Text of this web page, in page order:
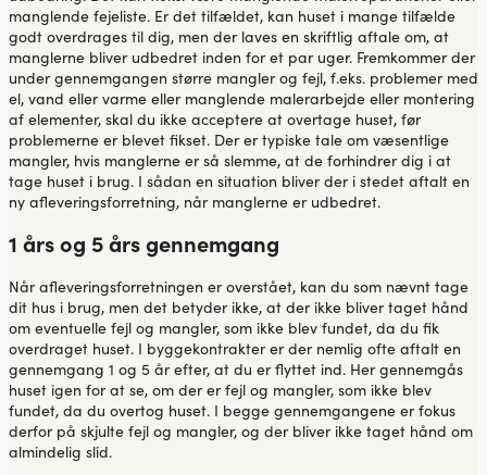
manglende fejeliste. Er det tilfældet, kan huset i mange tilfælde
godt overdrages til dig, men der laves en skriftlig aftale om, at
manglerne bliver udbedret inden for et par uger. Fremkommer der
under gennemgangen større mangler og fejl, f.eks. problemer med
el, vand eller varme eller manglende malerarbejde eller montering
af elementer, skal du ikke acceptere at overtage huset, før
problemerne er blevet fikset. Der er typiske tale om væsentlige
mangler, hvis manglerne er så slemme, at de forhindrer dig i at
tage huset i brug. I sådan en situation bliver der i stedet aftalt en
ny afleveringsforretning, når manglerne er udbedret.
1 års og 5 års gennemgang
Når afleveringsforretningen er overstået, kan du som nævnt tage
dit hus i brug, men det betyder ikke, at der ikke bliver taget hånd
om eventuelle fejl og mangler, som ikke blev fundet, da du fik
overdraget huset. I byggekontrakter er der nemlig ofte aftalt en
gennemgang 1 og 5 år efter, at du er flyttet ind. Her gennemgås
huset igen for at se, om der er fejl og mangler, som ikke blev
fundet, da du overtog huset. I begge gennemgangene er fokus
derfor på skjulte fejl og mangler, og der bliver ikke taget hånd om
almindelig slid.